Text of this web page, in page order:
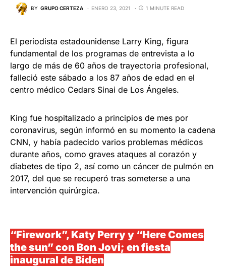
BY GRUPO CERTEZA ENERO 23, 2021 1 MINUTE READ
El periodista estadounidense Larry King, figura
fundamental de los programas de entrevista a lo
largo de más de 60 años de trayectoria profesional,
falleció este sábado a los 87 años de edad en el
centro médico Cedars Sinai de Los Ángeles.
King fue hospitalizado a principios de mes por
coronavirus, según informó en su momento la cadena
CNN, y había padecido varios problemas médicos
durante años, como graves ataques al corazón y
diabetes de tipo 2, así como un cáncer de pulmón en
2017, del que se recuperó tras someterse a una
intervención quirúrgica.
“Firework”, Katy Perry y “Here Comes
the sun” con Bon Jovi; en fiesta
inaugural de Biden